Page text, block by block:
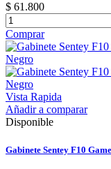
$ 61.800
Comprar
Vista Rapida
Añadir a comparar
Disponible
Gabinete Sentey F10